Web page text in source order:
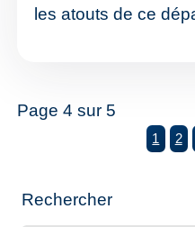
les atouts de ce
Page 4 sur 5
1 2
Rechercher